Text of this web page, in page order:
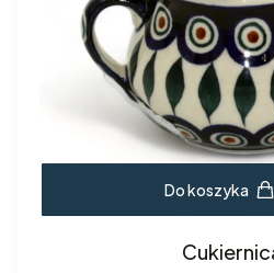
Do koszyka